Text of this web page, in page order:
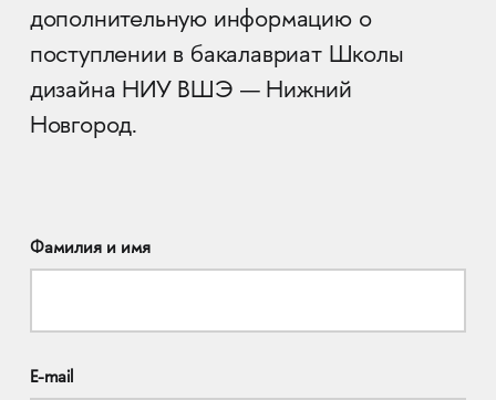
дополнительную информацию о
поступлении в бакалавриат Школы
дизайна НИУ ВШЭ — Нижний
Новгород.
Фамилия и имя
E-mail